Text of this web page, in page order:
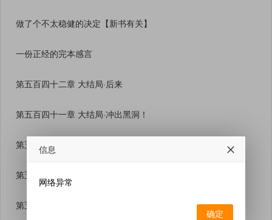
做了个不太稳健的决定【新书有关】
一份正经的完本感言
第五百四十二章 大结局·后来
第五百四十一章 大结局·冲出黑洞！
第五百四十章 破妄！【大杯】
第五百三十九章 东皇远征，第三神王尸！
第五百三十八章 劫自虚空来！
信息
网络异常
确定